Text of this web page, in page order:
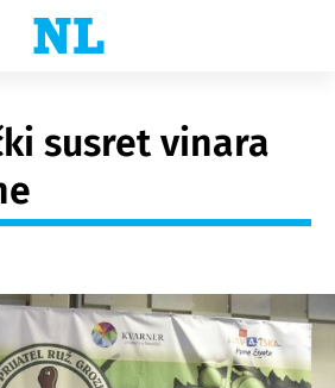
susret vinara